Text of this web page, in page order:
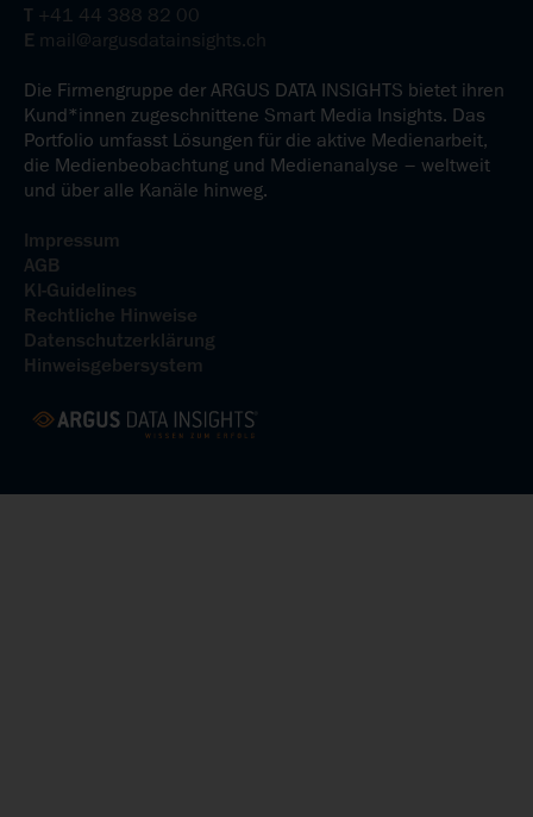
T +41 44 388 82 00
E mail@argusdatainsights.ch
Die Firmengruppe der ARGUS DATA INSIGHTS bietet ihren
Kund*innen zugeschnittene Smart Media Insights. Das
Portfolio umfasst Lösungen für die aktive Medienarbeit,
die Medienbeobachtung und Medienanalyse – weltweit
und über alle Kanäle hinweg.
Impressum
AGB
KI-Guidelines
Rechtliche Hinweise
Datenschutzerklärung
Hinweisgebersystem